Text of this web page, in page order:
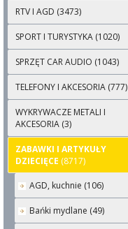
RTV I AGD (3473)
SPORT I TURYSTYKA (1020)
SPRZĘT CAR AUDIO (1043)
TELEFONY I AKCESORIA (777)
WYKRYWACZE METALI I
AKCESORIA (3)
ZABAWKI I ARTYKUŁY
DZIECIĘCE (8717)
AGD, kuchnie (106)
Bańki mydlane (49)